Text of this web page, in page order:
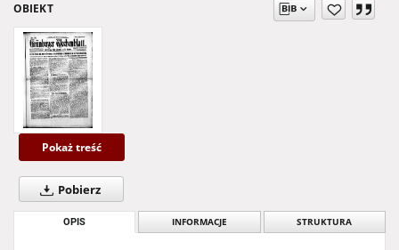
OBIEKT
Pokaż treść
Pobierz
OPIS INFORMACJE STRUKTURA